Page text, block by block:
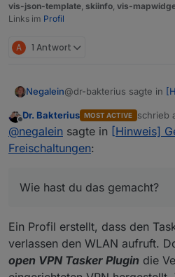
vis-json-template, skiinfo, vis-
Links im Profil
A 1 Antwort
Negalein@dr-bakterius sagte in
Ich habe unsere
automatisch aktiviert
Wie hast du das gemacht?
manchen Autom. Apps,
gefunden, oder Tasker
Offline
Dr. Bakterius MOST ACTIVE schrieb
zuletzt
@negalein sagte in [Hinweis]
Freischaltungen:
Wie hast du das gemacht?
Ein Profil erstellt, dass den
verlassen den WLAN aufruft.
open VPN Tasker Plugin die